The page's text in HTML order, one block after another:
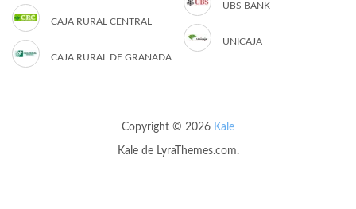
CAJA RURAL CENTRAL
CAJA RURAL DE GRANADA
UBS BANK
UNICAJA
Copyright © 2026 Kale
Kalede LyraThemes.com.